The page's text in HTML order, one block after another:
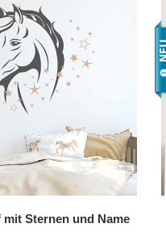
Sternen und Name